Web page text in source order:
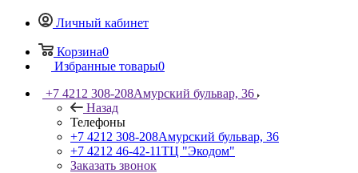
Личный кабинет
Корзина0
Избранные товары0
+7 4212 308-208Амурский бульвар, 36
Назад
Телефоны
+7 4212 308-208Амурский бульвар, 36
+7 4212 46-42-11ТЦ "Экодом"
Заказать звонок